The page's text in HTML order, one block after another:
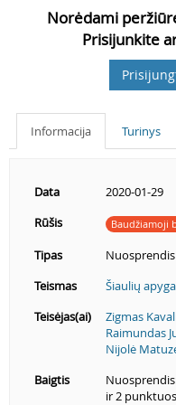
Norėdami
Prisijunkite
Informacija Turinys
Data
2020-01-29
Rūšis
Baudžiamoji
Tipas
Nuosprendis
Teismas
Šiaulių
Teisėjas(ai)
Zigmas
Raimundas
Nijolė
Baigtis
ir 2